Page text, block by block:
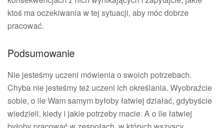
ktoś ma oczekiwania w tej sytuacji, aby móc dobrze
pracować.
Podsumowanie
Nie jesteśmy uczeni mówienia o swoich potrzebach.
Chyba nie jesteśmy też uczeni ich określania. Wyobraźcie
sobie, o ile Wam samym byłoby łatwiej działać, gdybyście
wiedzieli, kiedy i jakie potrzeby macie. A o ile łatwiej